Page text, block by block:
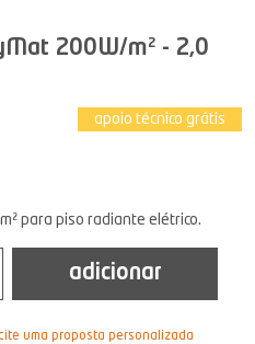
200W/m² - 2,0
apoio técnico grátis
para piso radiante elétrico.
adicionar
uma proposta personalizada